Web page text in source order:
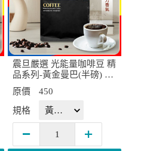
震旦嚴選 光能量咖啡豆 精
品系列-黃金曼巴(半磅) 中
深焙HX-TB-04
原價
450
規格